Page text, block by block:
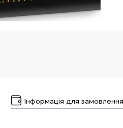
Інформація для замовлення